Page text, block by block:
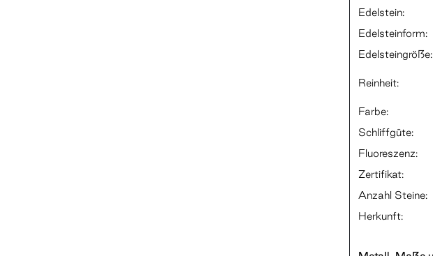
Edelstein:
Edelsteinform:
Edelsteingröße:
Reinheit:
Farbe:
Schliffgüte:
Fluoreszenz:
Zertifikat:
Anzahl Steine:
Herkunft: